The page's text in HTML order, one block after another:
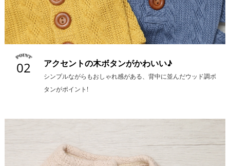
02 アクセントの木ボタンがかわいい♪
シンプルながらもおしゃれ感がある、背中に並んだウッド調ボ
タンがポイント!